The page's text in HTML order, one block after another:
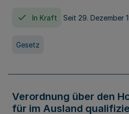
In Kraft Seit 29. Dezember
Gesetz
Verordnung über den
für im Ausland